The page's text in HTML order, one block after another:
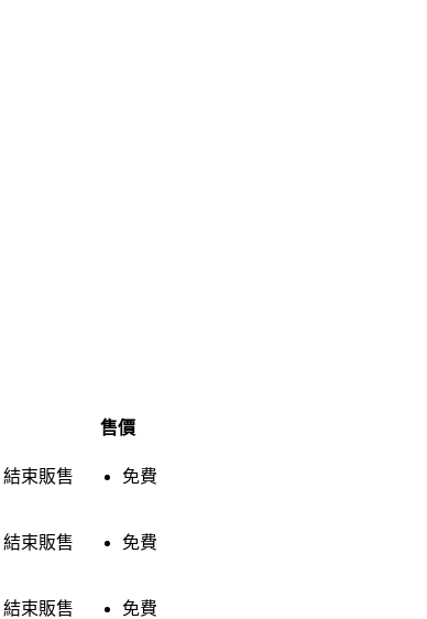
售價
結束販售 免費
結束販售 免費
結束販售 免費